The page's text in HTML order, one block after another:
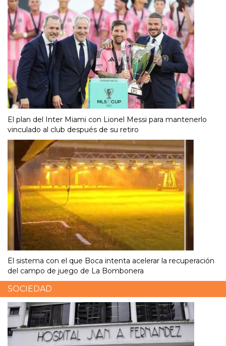
El plan del Inter Miami con Lionel Messi para mantenerlo
vinculado al club después de su retiro
El sistema con el que Boca intenta acelerar la recuperación
del campo de juego de La Bombonera
SOCIEDAD